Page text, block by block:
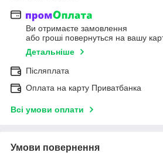
Ви отримаєте замовлення
або гроші повернуться на вашу
Детальніше
Післяплата
Оплата на карту Приватбанка
Всі умови оплати
Умови повернення